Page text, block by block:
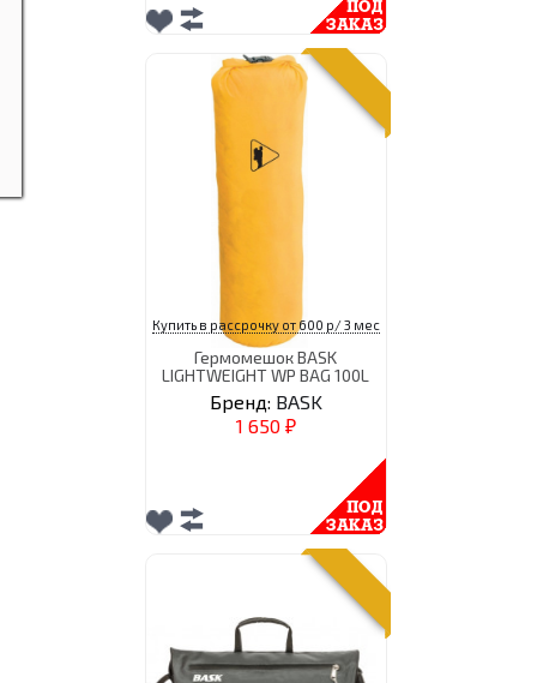
Купить в рассрочку от 600 р/ 3 мес
Гермомешок BASK
LIGHTWEIGHT WP BAG 100L
Бренд: BASK
1 650 ₽